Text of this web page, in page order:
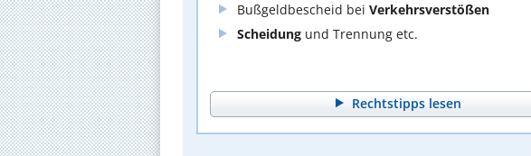
Bußgeldbescheid bei Verkehrsverstößen
Scheidung und Trennung etc.
Rechtstipps lesen